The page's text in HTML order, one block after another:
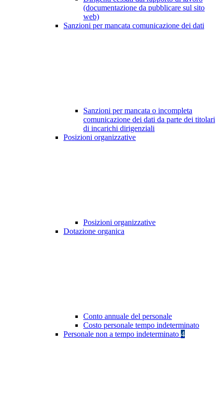
(documentazione da pubblicare sul sito
web)
Sanzioni per mancata comunicazione dei dati
Sanzioni per mancata o incompleta
comunicazione dei dati da parte dei titolari
di incarichi dirigenziali
Posizioni organizzative
Posizioni organizzative
Dotazione organica
Conto annuale del personale
Costo personale tempo indeterminato
Personale non a tempo indeterminato 4